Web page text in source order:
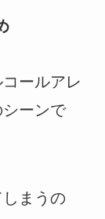
ールアレ
ーンで
まうの